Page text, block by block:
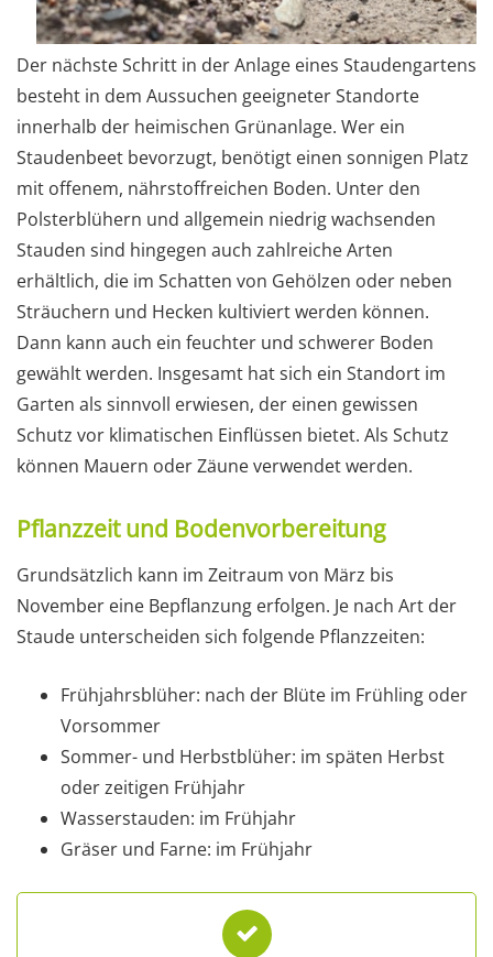
Der nächste Schritt in der Anlage eines Staudengartens
besteht in dem Aussuchen geeigneter Standorte
innerhalb der heimischen Grünanlage. Wer ein
Staudenbeet bevorzugt, benötigt einen sonnigen Platz
mit offenem, nährstoffreichen Boden. Unter den
Polsterblühern und allgemein niedrig wachsenden
Stauden sind hingegen auch zahlreiche Arten
erhältlich, die im Schatten von Gehölzen oder neben
Sträuchern und Hecken kultiviert werden können.
Dann kann auch ein feuchter und schwerer Boden
gewählt werden. Insgesamt hat sich ein Standort im
Garten als sinnvoll erwiesen, der einen gewissen
Schutz vor klimatischen Einflüssen bietet. Als Schutz
können Mauern oder Zäune verwendet werden.
Pflanzzeit und Bodenvorbereitung
Grundsätzlich kann im Zeitraum von März bis
November eine Bepflanzung erfolgen. Je nach Art der
Staude unterscheiden sich folgende Pflanzzeiten:
Frühjahrsblüher: nach der Blüte im Frühling oder
Vorsommer
Sommer- und Herbstblüher: im späten Herbst
oder zeitigen Frühjahr
Wasserstauden: im Frühjahr
Gräser und Farne: im Frühjahr